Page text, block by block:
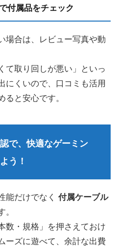
付属品をチェック
場合は、レビュー写真や動
て取り回しが悪い」といっ
にくいので、口コミも活用
と安心です。
で、快適なゲーミン
う！
能だけでなく 付属ケーブル
数・規格」を押さえておけ
ーズに遊べて、余計な出費